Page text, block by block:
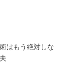
はもう絶対しな